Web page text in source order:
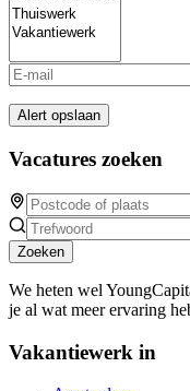
Alert opslaan
Vacatures zoeken
Zoeken
We heten wel
je al wat meer ervaring
Vakantiewerk in